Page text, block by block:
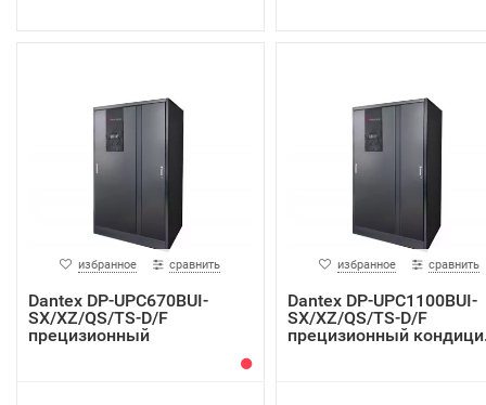
избранное сравнить
Dantex DP-UPC670BUI-
SX/XZ/QS/TS-D/F
прецизионный
избранное сравнить
Dantex DP-UPC1100BUI-
SX/XZ/QS/TS-D/F
прецизионный